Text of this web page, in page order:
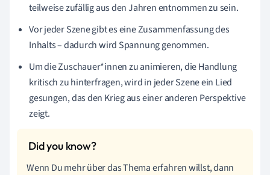
teilweise zufällig aus den Jahren entnommen zu sein.
Vor jeder Szene gibt es eine Zusammenfassung des
Inhalts – dadurch wird Spannung genommen.
Um die Zuschauer*innen zu animieren, die Handlung
kritisch zu hinterfragen, wird in jeder Szene ein Lied
gesungen, das den Krieg aus einer anderen Perspektive
zeigt.
Wenn Du mehr über das Thema erfahren willst, dann